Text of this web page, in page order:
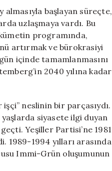
başlayan süreçte,
uzlaşmaya vardı. Bu
programında,
artırmak ve bürokrasiyi
içinde tamamlanmasını
2040 yılına kadar
işçi” neslinin bir parçasıydı.
siyasete ilgi duyan
Yeşiller Partisi’ne 1981
1989-1994 yılları arasında
Immi-Grün oluşumunun